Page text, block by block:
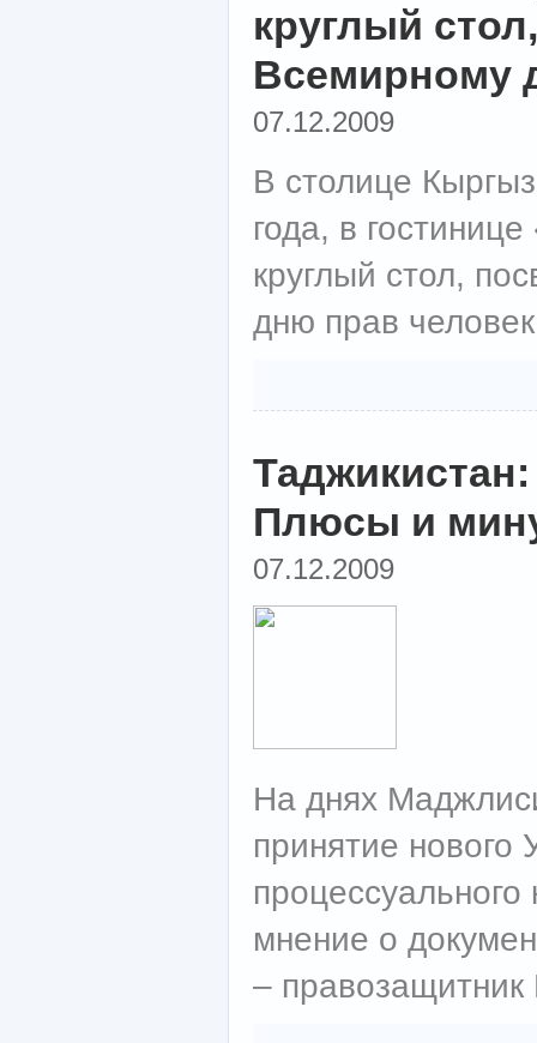
круглый
Всемирному
07.12.2009
В столице
года, в
круглый стол,
дню прав
Плюсы и
07.12.2009
На днях
принятие нового
мнение о
–